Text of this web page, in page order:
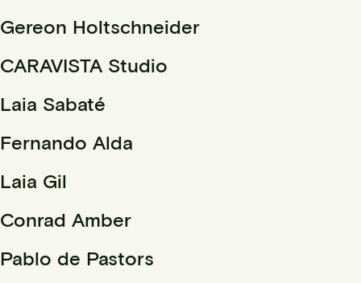
Gereon Holtschneider
CARAVISTA Studio
Laia Sabaté
Fernando Alda
Laia Gil
Conrad Amber
Pablo de Pastors